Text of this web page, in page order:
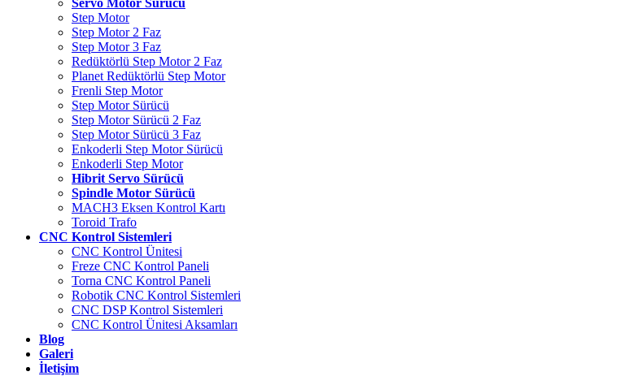
Servo Motor Sürücü
Step Motor
Step Motor 2 Faz
Step Motor 3 Faz
Redüktörlü Step Motor 2 Faz
Planet Redüktörlü Step Motor
Frenli Step Motor
Step Motor Sürücü
Step Motor Sürücü 2 Faz
Step Motor Sürücü 3 Faz
Enkoderli Step Motor Sürücü
Enkoderli Step Motor
Hibrit Servo Sürücü
Spindle Motor Sürücü
MACH3 Eksen Kontrol Kartı
Toroid Trafo
CNC Kontrol Sistemleri
CNC Kontrol Ünitesi
Freze CNC Kontrol Paneli
Torna CNC Kontrol Paneli
Robotik CNC Kontrol Sistemleri
CNC DSP Kontrol Sistemleri
CNC Kontrol Ünitesi Aksamları
Blog
Galeri
İletişim